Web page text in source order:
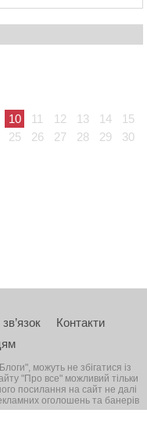
10 11 12 13 14
15
25 26 27 28 29
30
Контакти
можуть не збігатися із
"Про все" можливий тільки
посилання на сайт не далі
оголошень та банерів